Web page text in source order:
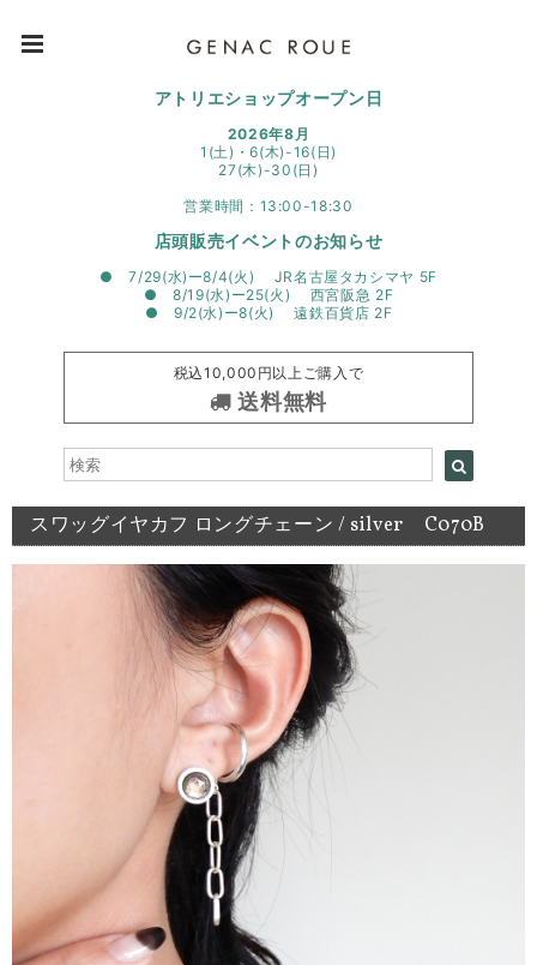
アトリエショップオープン日
2026年8月
1(土)・6(木)-16(日)
27(木)-30(日)
営業時間：13:00-18:30
店頭販売イベントのお知らせ
● 7/29(水)ー8/4(火) JR名古屋タカシマヤ 5F
● 8/19(水)ー25(火) 西宮阪急 2F
● 9/2(水)ー8(火) 遠鉄百貨店 2F
税込10,000円以上ご購入で
送料無料
スワッグイヤカフ ロングチェーン / silver C070B